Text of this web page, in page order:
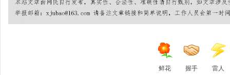
鲜花 握手 雷人